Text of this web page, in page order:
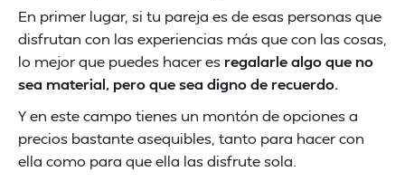
En primer lugar, si tu pareja es de esas personas que
disfrutan con las experiencias más que con las cosas,
lo mejor que puedes hacer es regalarle algo que no
sea material, pero que sea digno de recuerdo.
Y en este campo tienes un montón de opciones a
precios bastante asequibles, tanto para hacer con
ella como para que ella las disfrute sola.